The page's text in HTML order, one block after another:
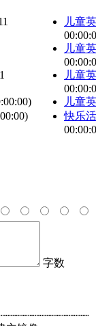
儿童
儿童
儿童
儿童
快乐
字数